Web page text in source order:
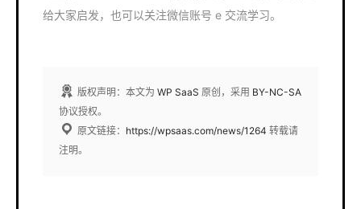
给大家启发，也可以关注微信账号 e 交流学习。
版权声明：本文为 WP SaaS 原创，采用 BY-NC-SA
协议授权。
原文链接： https://wpsaas.com/news/1264 转载请
注明。